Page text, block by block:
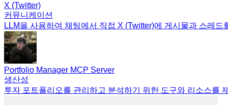
X (Twitter)
커뮤니케이션
LLM을 사용하여 채팅에서 직접 X (Twitter)에 게시물과 스레드
Portfolio Manager MCP Server
생산성
투자 포트폴리오를 관리하고 분석하기 위한 도구와 리소스를